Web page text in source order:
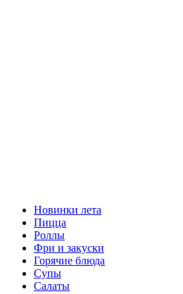
Новинки лета
Пицца
Роллы
Фри и закуски
Горячие блюда
Супы
Салаты